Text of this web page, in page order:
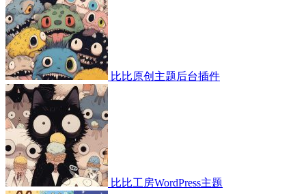
比比原创主题后台插件
比比工房WordPress主题